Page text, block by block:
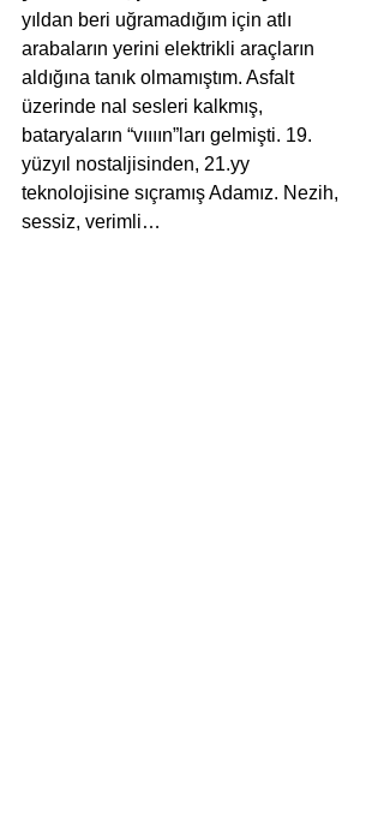
yıldan beri uğramadığım için atlı
arabaların yerini elektrikli araçların
aldığına tanık olmamıştım. Asfalt
üzerinde nal sesleri kalkmış,
bataryaların “vıııın”ları gelmişti. 19.
yüzyıl nostaljisinden, 21.yy
teknolojisine sıçramış Adamız. Nezih,
sessiz, verimli…